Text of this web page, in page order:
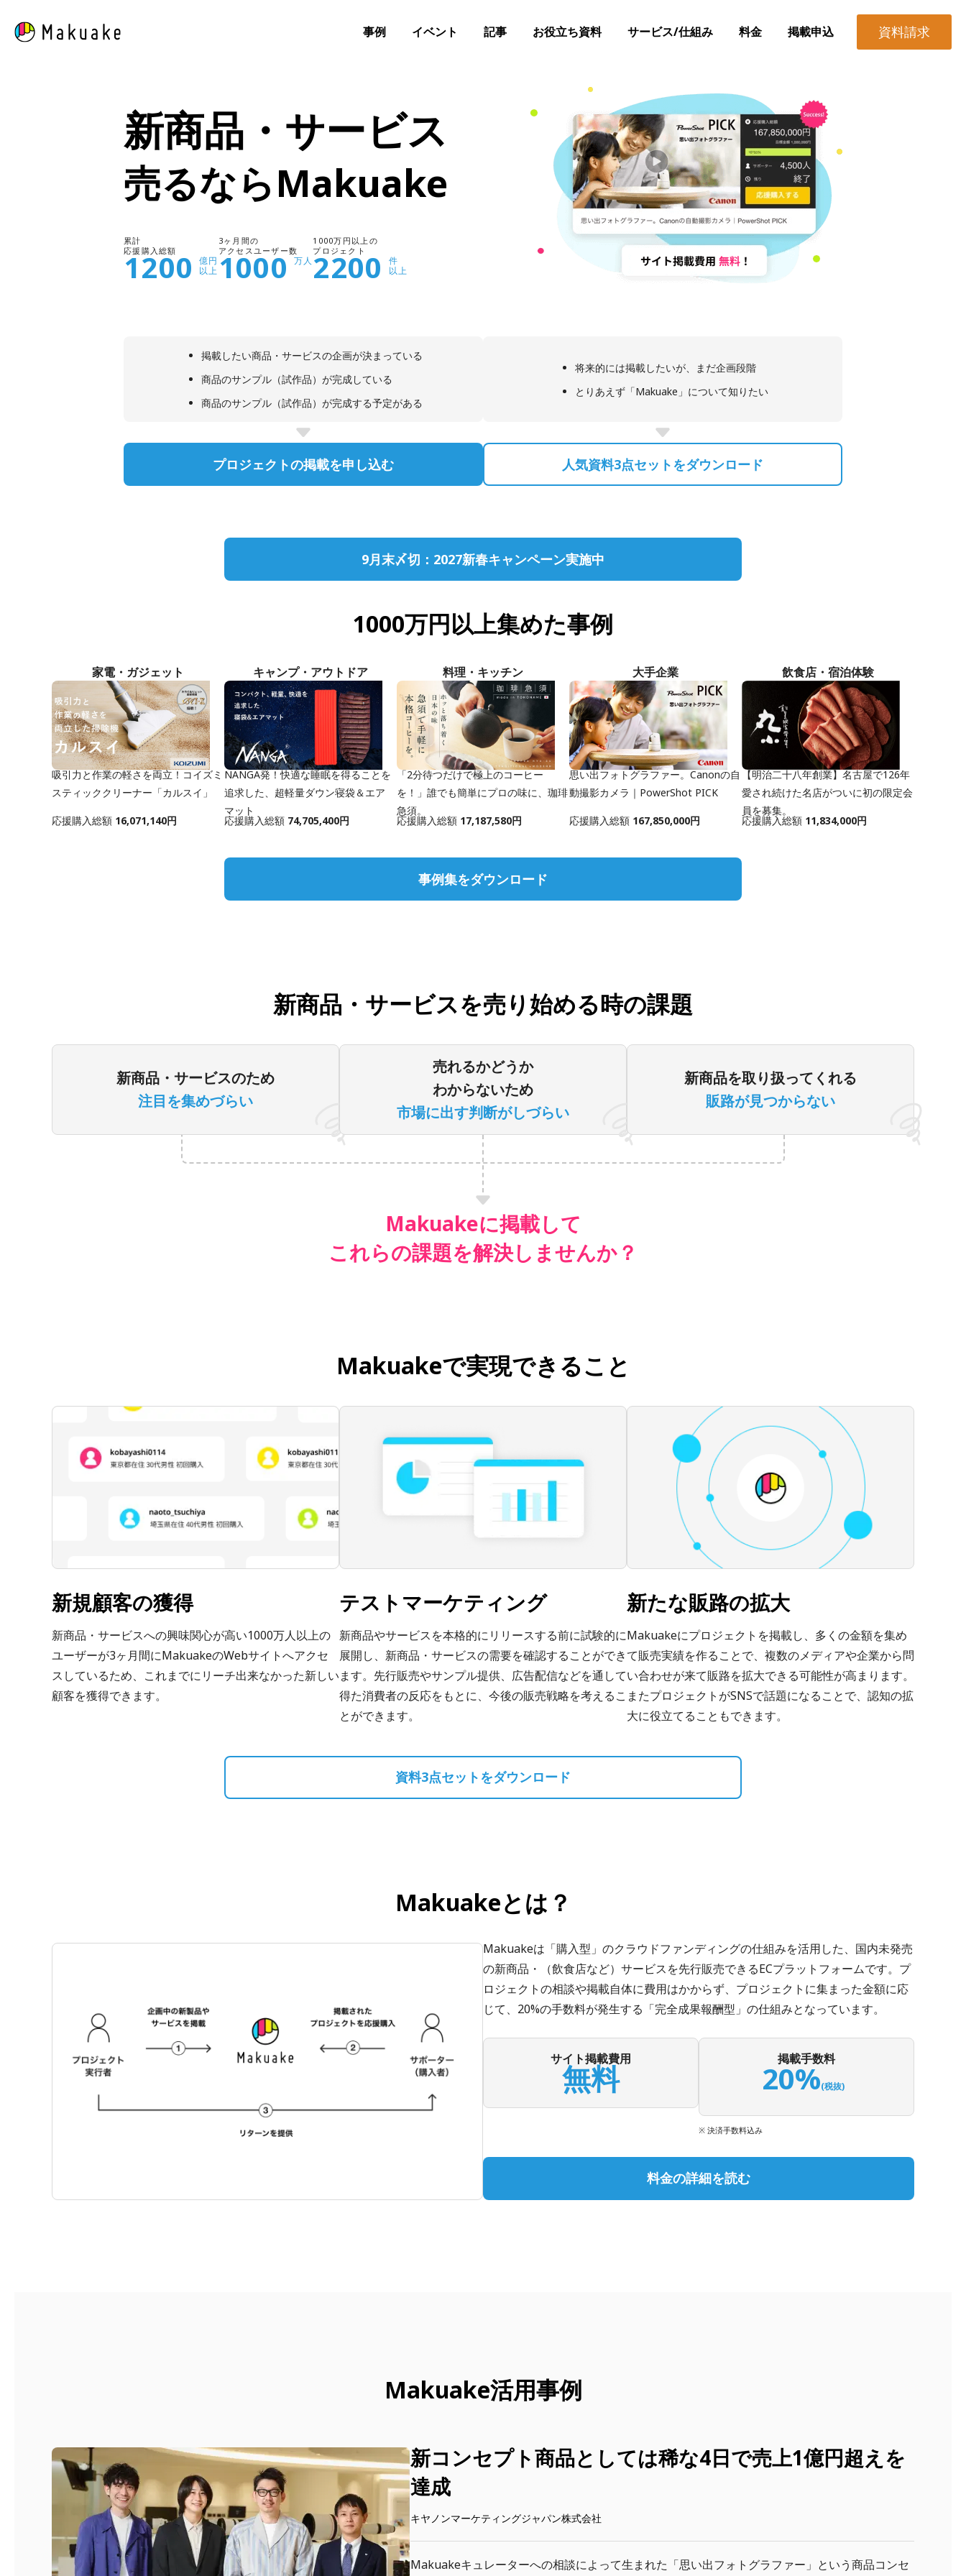
事例 イベント 記事 お役立ち資料 サービス/仕組み 料金 掲載申込 資料請求
新商品・サービス
売るならMakuake
累計
応援購入総額
1200
億円
以上
3ヶ月間の
アクセスユーザー数
1000 万人
1000万円以上の
プロジェクト
2200
件
以上
掲載したい商品・サービスの企画が決まっている
商品のサンプル（試作品）が完成している
商品のサンプル（試作品）が完成する予定がある
プロジェクトの掲載を申し込む
将来的には掲載したいが、まだ企画段階
とりあえず「Makuake」について知りたい
人気資料3点セットをダウンロード
9月末〆切：2027新春キャンペーン実施中
1000万円以上集めた事例
家電・ガジェット
吸引力と作業の軽さを両立！コイズミ
スティッククリーナー「カルスイ」
応援購入総額 16,071,140円
キャンプ・アウトドア
NANGA発！快適な睡眠を得ることを
追求した、超軽量ダウン寝袋＆エア
マット
応援購入総額 74,705,400円
料理・キッチン
「2分待つだけで極上のコーヒー
を！」誰でも簡単にプロの味に、珈琲
急須。
応援購入総額 17,187,580円
大手企業
思い出フォトグラファー。Canonの自
動撮影カメラ｜PowerShot PICK
応援購入総額 167,850,000円
飲食店・宿泊体験
【明治二十八年創業】名古屋で126年
愛され続けた名店がついに初の限定会
員を募集。
応援購入総額 11,834,000円
事例集をダウンロード
新商品・サービスを売り始める時の課題
新商品・サービスのため
注目を集めづらい
売れるかどうか
わからないため
市場に出す判断がしづらい
新商品を取り扱ってくれる
販路が見つからない
Makuakeに掲載して
これらの課題を解決しませんか？
Makuakeで実現できること
新規顧客の獲得
新商品・サービスへの興味関心が高い1000万人以上の
ユーザーが3ヶ月間にMakuakeのWebサイトへアクセ
スしているため、これまでにリーチ出来なかった新しい
顧客を獲得できます。
テストマーケティング
新商品やサービスを本格的にリリースする前に試験的に
展開し、新商品・サービスの需要を確認することができ
ます。先行販売やサンプル提供、広告配信などを通して
得た消費者の反応をもとに、今後の販売戦略を考えるこ
とができます。
新たな販路の拡大
Makuakeにプロジェクトを掲載し、多くの金額を集め
て販売実績を作ることで、複数のメディアや企業から問
い合わせが来て販路を拡大できる可能性が高まります。
またプロジェクトがSNSで話題になることで、認知の拡
大に役立てることもできます。
資料3点セットをダウンロード
Makuakeとは？
Makuakeは「購入型」のクラウドファンディングの仕組みを活用した、国内未発売
の新商品・（飲食店など）サービスを先行販売できるECプラットフォームです。プ
ロジェクトの相談や掲載自体に費用はかからず、プロジェクトに集まった金額に応
じて、20%の手数料が発生する「完全成果報酬型」の仕組みとなっています。
サイト掲載費用
無料
掲載手数料
20%(税抜)
※ 決済手数料込み
料金の詳細を読む
Makuake活用事例
新コンセプト商品としては稀な4日で売上1億円超えを
達成
キヤノンマーケティングジャパン株式会社
Makuakeキュレーターへの相談によって生まれた「思い出フォトグラファー」という商品コンセ